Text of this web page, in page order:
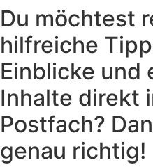
Du möchtest
hilfreiche
Einblicke und
Inhalte direkt
Postfach?
genau richtig!